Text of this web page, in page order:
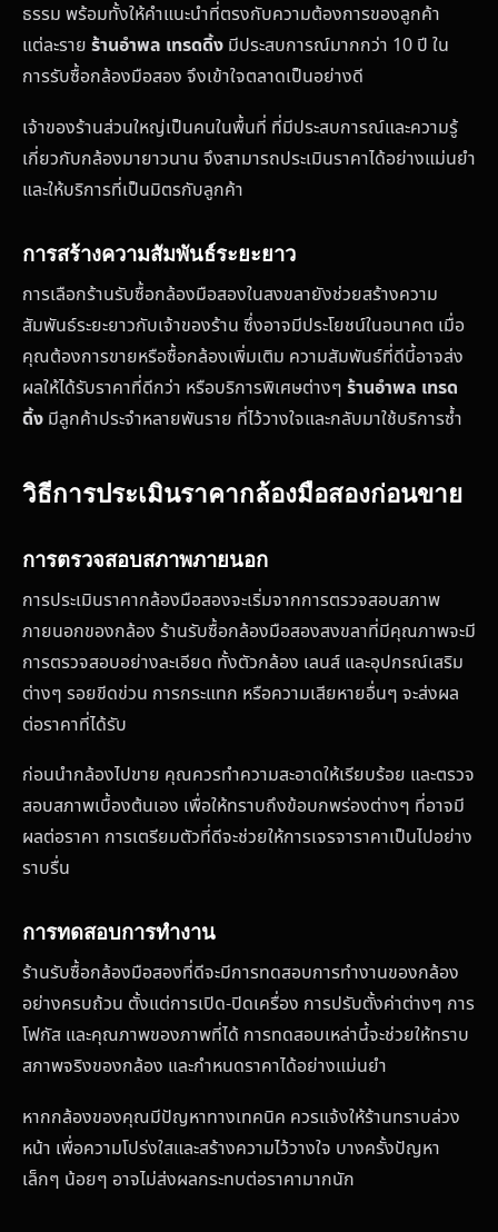
ธรรม พร้อมทั้งให้คำแนะนำที่ตรงกับความต้องการของลูกค้า
แต่ละราย ร้านอำพล เทรดดิ้ง มีประสบการณ์มากกว่า 10 ปี ใน
การรับซื้อกล้องมือสอง จึงเข้าใจตลาดเป็นอย่างดี
เจ้าของร้านส่วนใหญ่เป็นคนในพื้นที่ ที่มีประสบการณ์และความรู้
เกี่ยวกับกล้องมายาวนาน จึงสามารถประเมินราคาได้อย่างแม่นยำ
และให้บริการที่เป็นมิตรกับลูกค้า
การสร้างความสัมพันธ์ระยะยาว
การเลือกร้านรับซื้อกล้องมือสองในสงขลายังช่วยสร้างความ
สัมพันธ์ระยะยาวกับเจ้าของร้าน ซึ่งอาจมีประโยชน์ในอนาคต เมื่อ
คุณต้องการขายหรือซื้อกล้องเพิ่มเติม ความสัมพันธ์ที่ดีนี้อาจส่ง
ผลให้ได้รับราคาที่ดีกว่า หรือบริการพิเศษต่างๆ ร้านอำพล เทรด
ดิ้ง มีลูกค้าประจำหลายพันราย ที่ไว้วางใจและกลับมาใช้บริการซ้ำ
วิธีการประเมินราคากล้องมือสองก่อนขาย
การตรวจสอบสภาพภายนอก
การประเมินราคากล้องมือสองจะเริ่มจากการตรวจสอบสภาพ
ภายนอกของกล้อง ร้านรับซื้อกล้องมือสองสงขลาที่มีคุณภาพจะมี
การตรวจสอบอย่างละเอียด ทั้งตัวกล้อง เลนส์ และอุปกรณ์เสริม
ต่างๆ รอยขีดข่วน การกระแทก หรือความเสียหายอื่นๆ จะส่งผล
ต่อราคาที่ได้รับ
ก่อนนำกล้องไปขาย คุณควรทำความสะอาดให้เรียบร้อย และตรวจ
สอบสภาพเบื้องต้นเอง เพื่อให้ทราบถึงข้อบกพร่องต่างๆ ที่อาจมี
ผลต่อราคา การเตรียมตัวที่ดีจะช่วยให้การเจรจาราคาเป็นไปอย่าง
ราบรื่น
การทดสอบการทำงาน
ร้านรับซื้อกล้องมือสองที่ดีจะมีการทดสอบการทำงานของกล้อง
อย่างครบถ้วน ตั้งแต่การเปิด-ปิดเครื่อง การปรับตั้งค่าต่างๆ การ
โฟกัส และคุณภาพของภาพที่ได้ การทดสอบเหล่านี้จะช่วยให้ทราบ
สภาพจริงของกล้อง และกำหนดราคาได้อย่างแม่นยำ
หากกล้องของคุณมีปัญหาทางเทคนิค ควรแจ้งให้ร้านทราบล่วง
หน้า เพื่อความโปร่งใสและสร้างความไว้วางใจ บางครั้งปัญหา
เล็กๆ น้อยๆ อาจไม่ส่งผลกระทบต่อราคามากนัก